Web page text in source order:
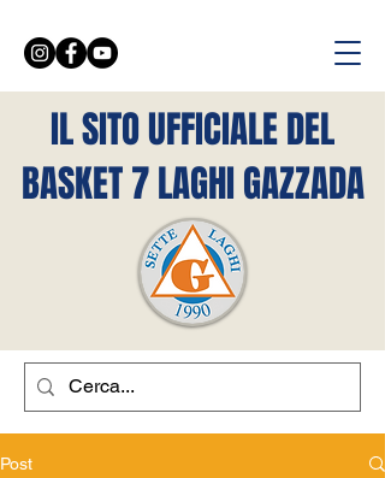
IL SITO UFFICIALE DEL
BASKET 7 LAGHI GAZZADA
Post